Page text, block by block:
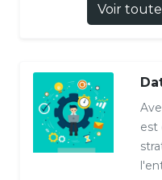
Voir
est